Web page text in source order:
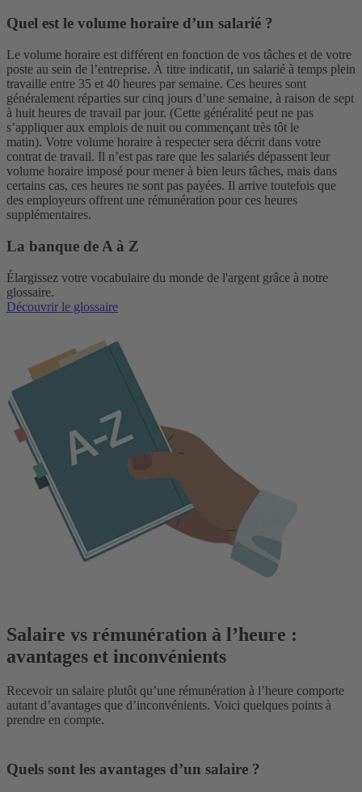
Quel est le volume horaire d’un salarié ?
Le volume horaire est différent en fonction de vos tâches et de votre
poste au sein de l’entreprise. À titre indicatif, un salarié à temps plein
travaille entre 35 et 40 heures par semaine. Ces heures sont
généralement réparties sur cinq jours d’une semaine, à raison de sept
à huit heures de travail par jour. (Cette généralité peut ne pas
s’appliquer aux emplois de nuit ou commençant très tôt le
matin). Votre volume horaire à respecter sera décrit dans votre
contrat de travail. Il n’est pas rare que les salariés dépassent leur
volume horaire imposé pour mener à bien leurs tâches, mais dans
certains cas, ces heures ne sont pas payées. Il arrive toutefois que
des employeurs offrent une rémunération pour ces heures
supplémentaires.
La banque de A à Z
Élargissez votre vocabulaire du monde de l'argent grâce à notre
glossaire.
Découvrir le glossaire
Salaire vs rémunération à l’heure :
avantages et inconvénients
Recevoir un salaire plutôt qu’une rémunération à l’heure comporte
autant d’avantages que d’inconvénients. Voici quelques points à
prendre en compte.
Quels sont les avantages d’un salaire ?